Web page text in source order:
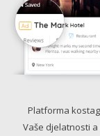
Platforma
Vaše djelatnosti